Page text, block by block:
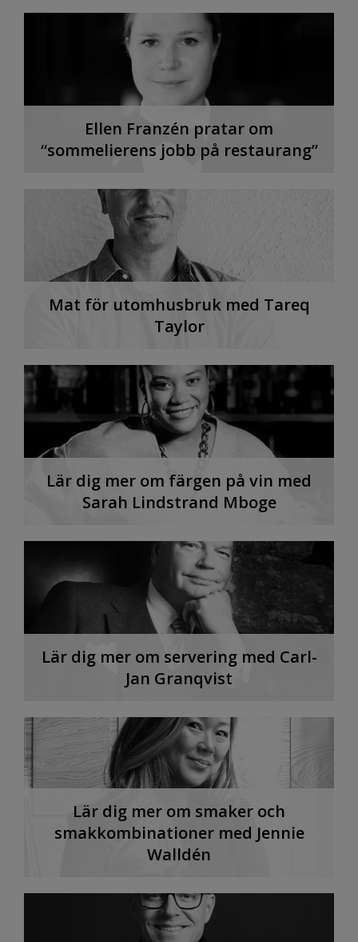
Ellen Franzén pratar om
“sommelierens jobb på restaurang”
Mat för utomhusbruk med Tareq
Taylor
Lär dig mer om färgen på vin med
Sarah Lindstrand Mboge
Lär dig mer om servering med Carl-
Jan Granqvist
Lär dig mer om smaker och
smakkombinationer med Jennie
Walldén